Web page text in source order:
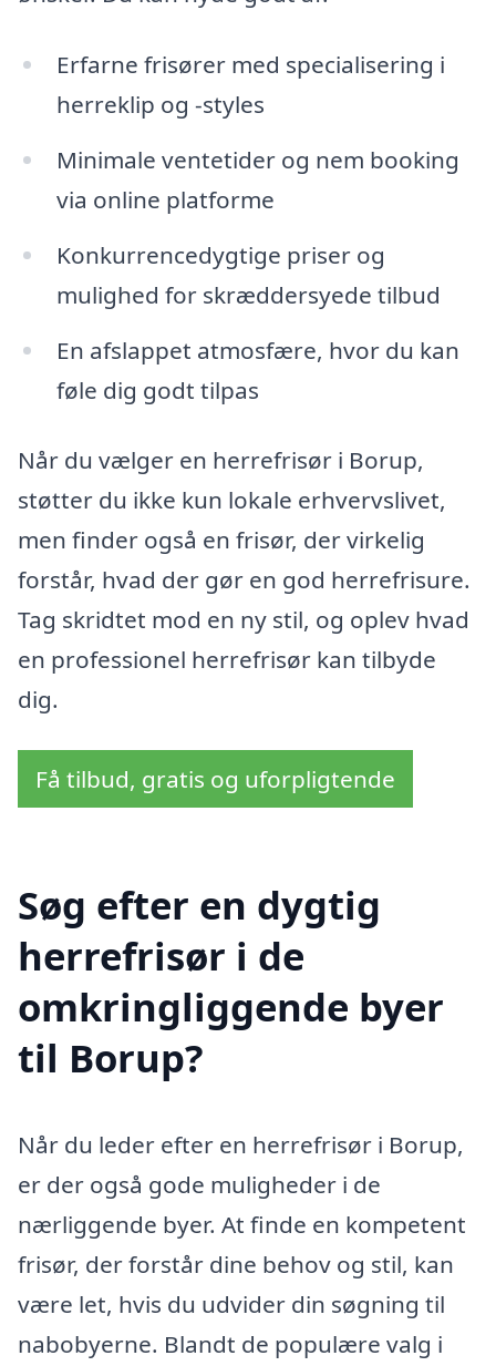
Erfarne frisører med specialisering i
herreklip og -styles
Minimale ventetider og nem booking
via online platforme
Konkurrencedygtige priser og
mulighed for skræddersyede tilbud
En afslappet atmosfære, hvor du kan
føle dig godt tilpas
Når du vælger en herrefrisør i Borup,
støtter du ikke kun lokale erhvervslivet,
men finder også en frisør, der virkelig
forstår, hvad der gør en god herrefrisure.
Tag skridtet mod en ny stil, og oplev hvad
en professionel herrefrisør kan tilbyde
dig.
Få tilbud, gratis og uforpligtende
Søg efter en dygtig
herrefrisør i de
omkringliggende byer
til Borup?
Når du leder efter en herrefrisør i Borup,
er der også gode muligheder i de
nærliggende byer. At finde en kompetent
frisør, der forstår dine behov og stil, kan
være let, hvis du udvider din søgning til
nabobyerne. Blandt de populære valg i